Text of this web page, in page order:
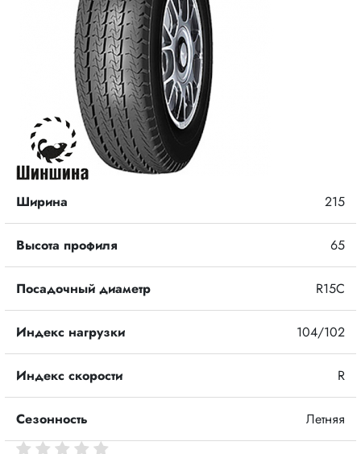
Ширина 215
Высота профиля 65
Посадочный диаметр R15C
Индекс нагрузки 104/102
Индекс скорости R
Сезонность Летняя